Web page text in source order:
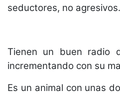
seductores, no agresivos.
Tienen un buen radio
incrementando con su
Es un animal con unas